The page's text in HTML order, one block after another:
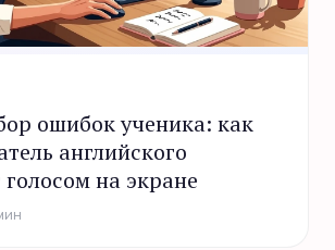
ошибок ученика: как
английского
голосом на экране